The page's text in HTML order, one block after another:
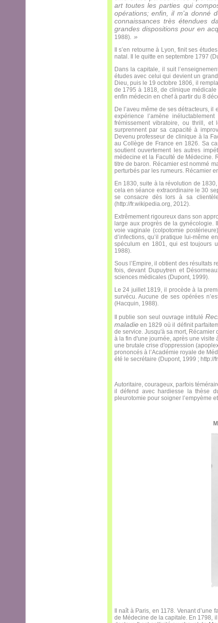
art toutes les parties qui
opérations; enfin, il m'a donné
connaissances très étendues
grandes dispositions pour en
1988). »
Il s’en retourne à Lyon, finit ses
natal. Il le quitte en septembre 1797
Dans la capitale, il suit
études avec celui qui devient un
Dieu, puis le 19 octobre 1806, il
de 1795 à 1818, de clinique
enfin médecin en chef à partir du 8
De l’aveu même de ses détracteurs,
expérience l’amène
frémissement vibratoire, ou thrill, et
surprennent par sa capacité à
Devenu professeur de clinique à la
au Collège de France en 1826. Sa
soutient ouvertement les autres
médecine et la Faculté de Médecine.
titre de baron. Récamier est nommé
perturbés par les rumeurs. Récamier
En 1830, suite à la révolution de
cela en séance extraordinaire le 30
se consacre dès lors à sa
(http://fr.wikipedia.org, 2012).
Extrêmement rigoureux dans son
large aux progrès de la gynécologie.
voie vaginale (colpotomie
d’infections, qu’il pratique lui-même
spéculum en 1801, qui est toujours
1988).
Sous l’Empire, il obtient des résultats
fois, devant Dupuytren et
sciences médicales (Dupont, 1999).
Le 24 juillet 1819, il procède à la
survécu. Aucune de ses opérées
(Hacquin, 1988).
Il publie son seul ouvrage intitulé
maladieen 1829 où il définit
de service. Jusqu'à sa mort,
à la fin d'une journée, après une visite
une brutale crise d'oppression
prononcés à l’Académie royale de
été le secrétaire (Dupont, 1999 ; http://
Autoritaire, courageux, parfois
il défend avec hardiesse la thèse
pleurotomie pour soigner l’empyème
Il naît à Paris, en 1178. Venant
de Médecine de la capitale. En 1798,